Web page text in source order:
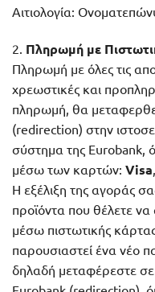
Αιτιολογία:
2. Πληρωμή με
Πληρωμή με όλες τις
χρεωστικές και
πληρωμή, θα
(redirection) στην
σύστημα της Eurobank,
μέσω των καρτών: Visa
Η εξέλιξη της αγοράς
προϊόντα που θέλετε
μέσω πιστωτικής
παρουσιαστεί ένα νέο
δηλαδή μεταφέρεστε σε